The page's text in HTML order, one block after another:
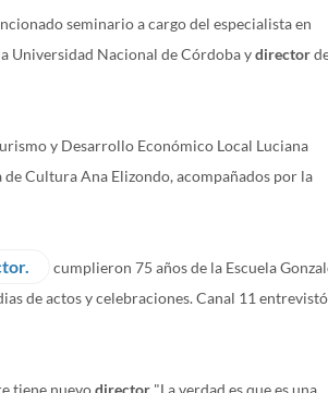
seminario a cargo del especialista en
Universidad Nacional de Córdoba ydirector
y Desarrollo Económico Local Luciana
de Cultura Ana Elizondo, acompañados por la
cumplieron 75 años de la Escuela
de actos y celebraciones. Canal 11